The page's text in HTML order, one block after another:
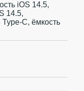
iOS 14.5,
14.5,
C, ёмкость